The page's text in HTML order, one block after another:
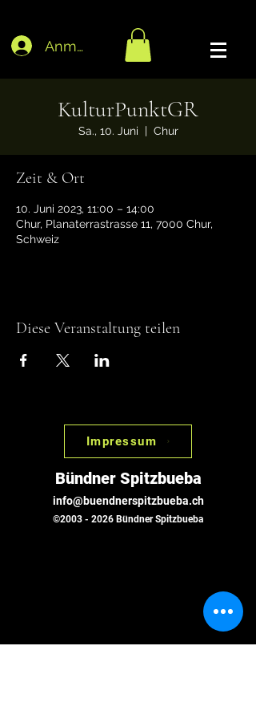
Anmelden
KulturPunktGR
Sa., 10. Juni
  |
Chur
Zeit & Ort
10. Juni 2023, 11:00 – 14:00
Chur, Planaterrastrasse 11, 7000 Chur,
Schweiz
Diese Veranstaltung teilen
Impressum
Bündner Spitzbueba
info@buendnerspitzbueba.ch
©2003 - 2026 Bündner Spitzbueba